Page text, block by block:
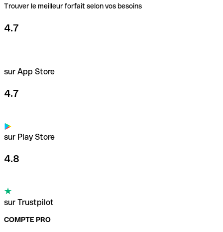
Trouver le meilleur forfait selon vos besoins
4.7
sur App Store
4.7
sur Play Store
4.8
sur Trustpilot
COMPTE PRO